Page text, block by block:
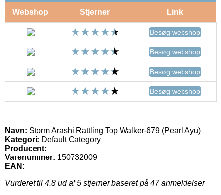
Webshop Stjerner Link
Besøg webshop
Besøg webshop
Besøg webshop
Besøg webshop
Navn: Storm Arashi Rattling Top Walker-679 (Pearl Ayu)
Kategori: Default Category
Producent:
Varenummer: 150732009
EAN:
Vurderet til 4.8 ud af 5 stjerner baseret på 47anmeldelser